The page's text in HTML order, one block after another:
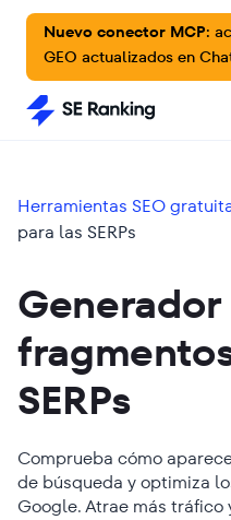
Nuevo conector MCP:
GEO actualizados en
Herramientas SEO
para las SERPs
SERPs
Comprueba cómo
de búsqueda y optimiza
Google. Atrae más